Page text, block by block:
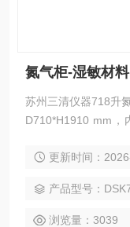
氮气柜-湿敏材
苏州三清仪器718升
D710*H1910 mm，
更新时间：
产品型号：
浏览量：3039